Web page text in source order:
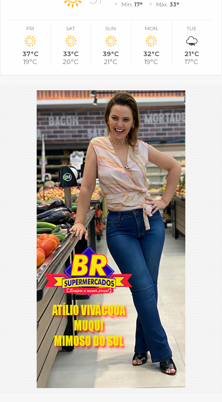
Mín.17° Máx. 33°
FRI
37°C
19°C
SAT
33°C
20°C
SUN
39°C
21°C
MON
32°C
19°C
TUE
21°C
17°C